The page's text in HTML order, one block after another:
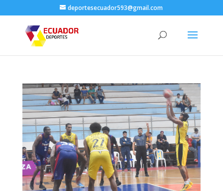
deportesecuador593@gmail.com